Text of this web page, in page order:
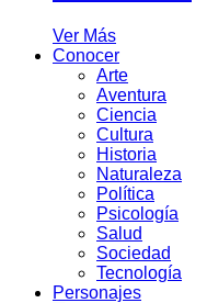
Ver Más
Conocer
Arte
Aventura
Ciencia
Cultura
Historia
Naturaleza
Política
Psicología
Salud
Sociedad
Tecnología
Personajes